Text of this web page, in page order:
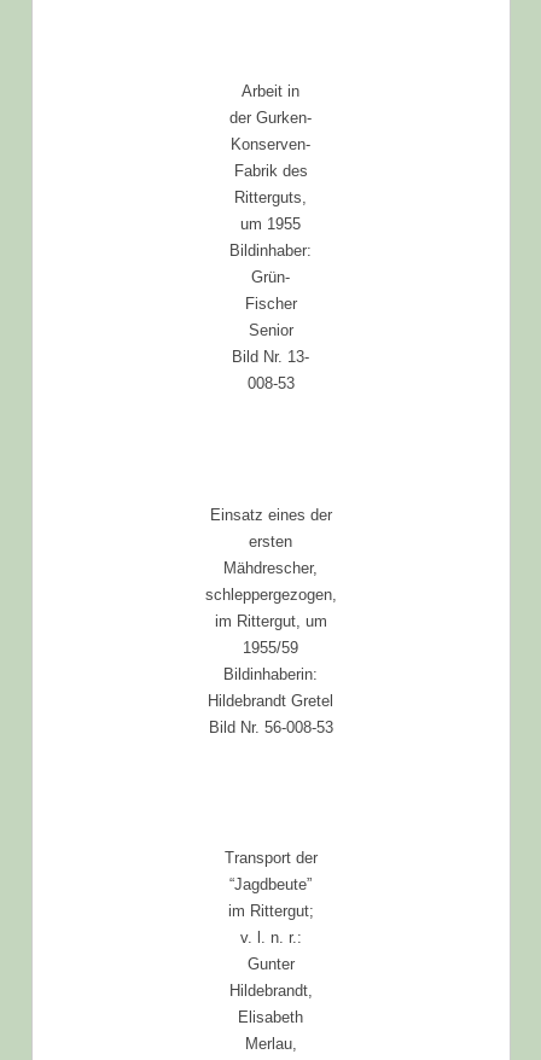
Arbeit in
der Gurken-
Konserven-
Fabrik des
Ritterguts,
um 1955
Bildinhaber:
Grün-
Fischer
Senior
Bild Nr. 13-
008-53
Einsatz eines der
ersten
Mähdrescher,
schleppergezogen,
im Rittergut, um
1955/59
Bildinhaberin:
Hildebrandt Gretel
Bild Nr. 56-008-53
Transport der
“Jagdbeute”
im Rittergut;
v. l. n. r.:
Gunter
Hildebrandt,
Elisabeth
Merlau,